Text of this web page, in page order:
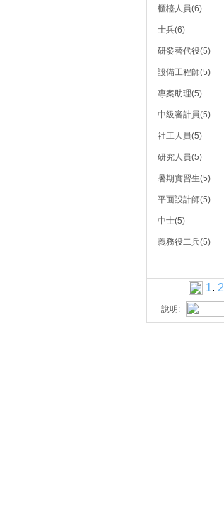
櫃檯人員(6)
士兵(6)
研發替代役(5)
設備工程師(5)
專案助理(5)
中級審計員(5)
社工人員(5)
研究人員(5)
暑期實習生(5)
平面設計師(5)
中士(5)
義務役二兵(5)
1. 2
說明: